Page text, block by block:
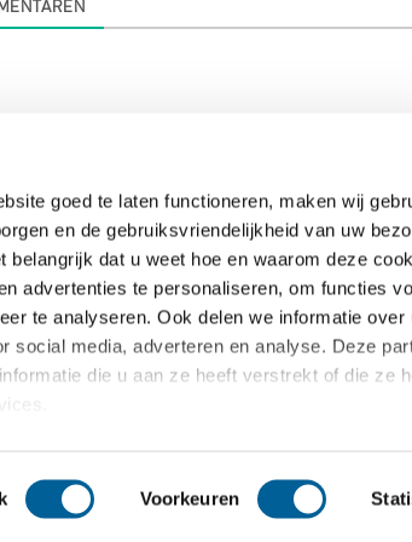
goed te laten functioneren, maken wij
en de gebruiksvriendelijkheid van uw
belangrijk dat u weet hoe en waarom deze
advertenties te personaliseren, om functies
te analyseren. Ook delen we informatie
social media, adverteren en analyse. Deze
die u aan ze heeft verstrekt of die ze
Voorkeuren
Staking
Extra gemaakte kosten
Vlucht overboekt
Cookiebeleid Disclaimer